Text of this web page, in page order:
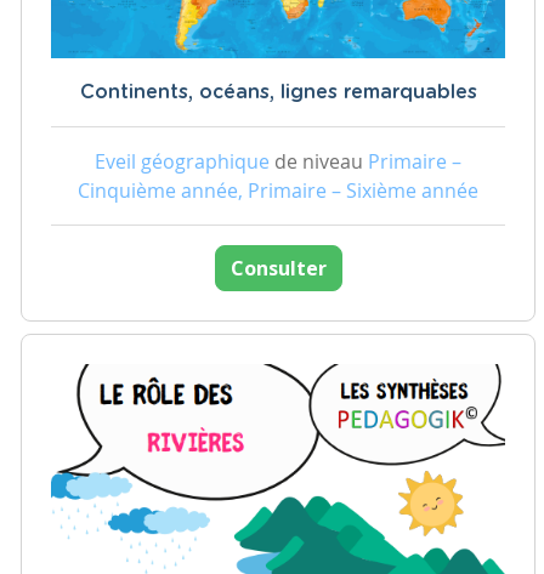
Continents, océans, lignes remarquables
Eveil géographique de niveau Primaire –
Cinquième année, Primaire – Sixième année
Consulter